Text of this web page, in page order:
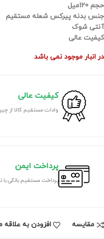
حجم 120میل
جنس بدنه پیرکس شعله مستقیم
آنتی شوک
کیفیت عالی
در انبار موجود نمی باشد
کیفیت عالی
وادات مستقیم کالا از
پرداخت ایمن
پرداخت مستقیم بانکی
مقايسه افزودن به علاقه